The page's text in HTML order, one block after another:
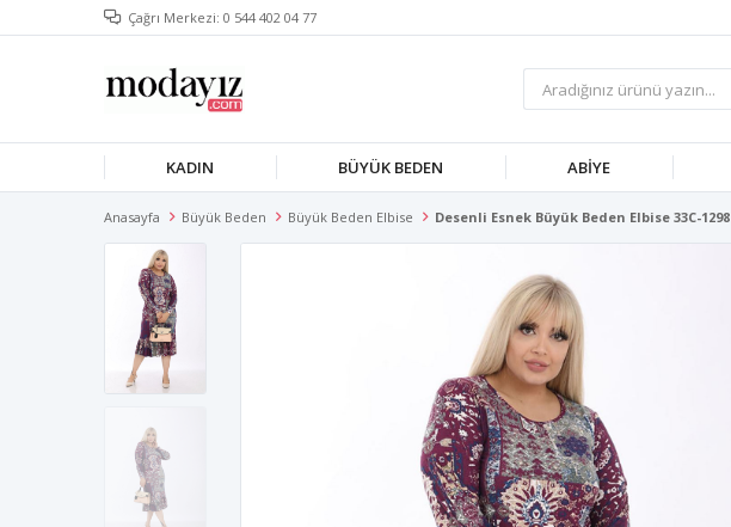
Çağrı Merkezi: 0 544 402 04 77
KADIN BÜYÜK BEDEN ABIYE
Anasayfa Büyük Beden Büyük Beden Elbise Desenli Esnek Büyük Beden Elbise 33C-1298